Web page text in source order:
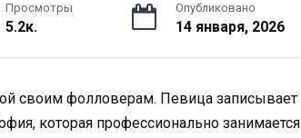
Просмотры
5.2к.
Опубликовано
14 января, 2026
своим фолловерам. Певица записывает
которая профессионально занимается